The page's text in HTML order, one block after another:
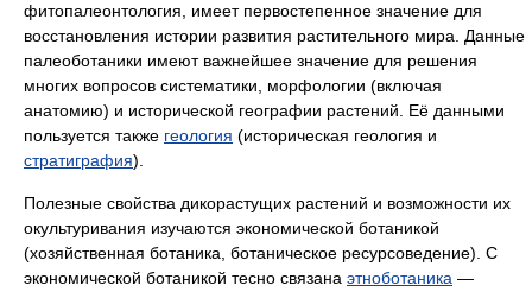
фитопалеонтология, имеет первостепенное значение для
восстановления истории развития растительного мира. Данные
палеоботаники имеют важнейшее значение для решения
многих вопросов систематики, морфологии (включая
анатомию) и исторической географии растений. Её данными
пользуется также геология (историческая геология и
стратиграфия).
Полезные свойства дикорастущих растений и возможности их
окультуривания изучаются экономической ботаникой
(хозяйственная ботаника, ботаническое ресурсоведение). С
экономической ботаникой тесно связана этноботаника —